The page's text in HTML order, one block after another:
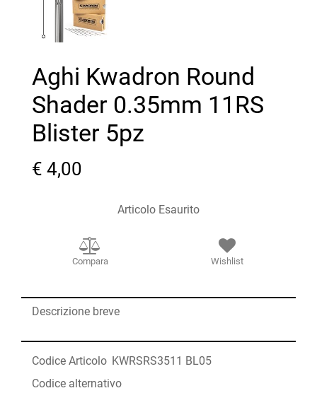
Aghi Kwadron Round
Shader 0.35mm 11RS
Blister 5pz
€ 4,00
Articolo Esaurito
Compara Wishlist
Descrizione breve
Codice Articolo KWRSRS3511 BL05
Codice alternativo